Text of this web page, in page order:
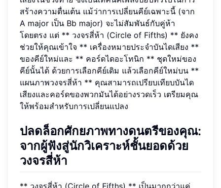
สร้างความตื่นเต้น แม้ว่าการเปลี่ยนคีย์เฉพาะนี้ (จาก
A major เป็น Bb major) จะไม่สัมพันธ์กับคู่ห้า
โดยตรง แต่ ** วงจรสี่ห้า (Circle of Fifths) ** ยังคง
ช่วยให้คุณเข้าใจ ** เครื่องหมายประจำบันไดเสียง **
ของคีย์ใหม่และ ** คอร์ดไดอะโทนิก ** ชุดใหม่ของ
คีย์นั้นได้ ด้วยการเลือกคีย์เดิม แล้วเลือกคีย์ใหม่บน **
แผนภาพวงจรสี่ห้า ** คุณสามารถเปรียบเทียบบันได
เสียงและคอร์ดของพวกมันได้อย่างรวดเร็ว เตรียมคุณ
ให้พร้อมสำหรับการเปลี่ยนแปลง
ปลดล็อกศักยภาพทางดนตรีของคุณ:
จากผู้ฟังสู่นักวิเคราะห์ชั้นยอดด้วย
วงจรสี่ห้า
** วงจรสี่ห้า (Circle of Fifths) ** เป็นมากกว่าแค่